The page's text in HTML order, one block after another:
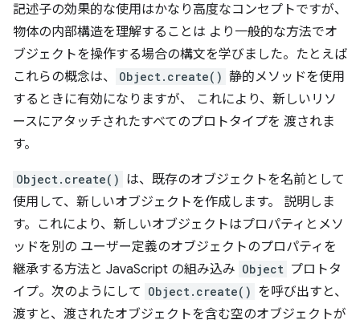
記述子の効果的な使用はかなり高度なコンセプトですが、
物体の内部構造を理解することは より一般的な方法でオ
ブジェクトを操作する場合の構文を学びました。たとえば
これらの概念は、
Object.create() 静的メソッドを使用
するときに有効になりますが、 これにより、新しいリソ
ースにアタッチされたすべてのプロトタイプを 渡されま
す。
Object.create() は、既存のオブジェクトを名前として
使用して、新しいオブジェクトを作成します。 説明しま
す。これにより、新しいオブジェクトはプロパティとメソ
ッドを別の ユーザー定義のオブジェクトのプロパティを
継承する方法と JavaScript の組み込み Object プロトタ
イプ。次のようにして Object.create() を呼び出すと、
渡すと、渡されたオブジェクトを含む空のオブジェクトが